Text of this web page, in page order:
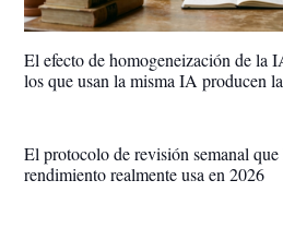
El efecto de homogeneización de la
los que usan la misma IA producen
El protocolo de revisión semanal
rendimiento realmente usa en 2026